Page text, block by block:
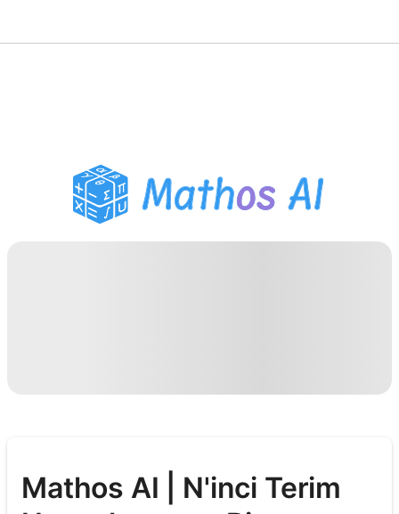
PDF Ödev Yardımcısı
Çalışma Araçları
Mathos AI | N'inci Terim